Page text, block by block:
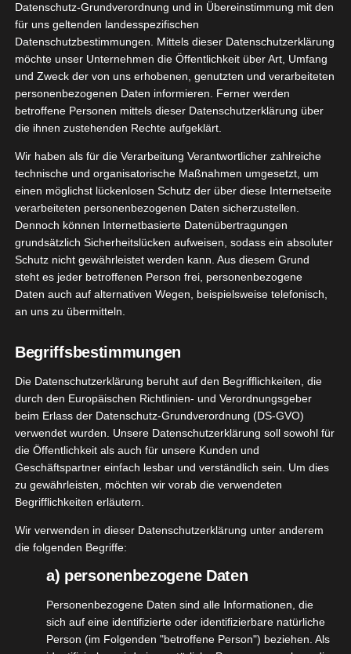
Zeige
grösseres
Bild
[WERBUNG] nupo ONE MEAL Shakes + Cookies
Die Shakes von Nupo
Habe ich als ganz tolle Aufmerksamkeit, also ohne
das ich davon wusste, zugeschickt bekommen.
man. Das wäre bei Euch aber gar nicht notwendig
gewesen, da ich Euch auch ohne Geschenke
absolut treu bin@nupo_deutschland. Dennoch
habe ich mich natürlich total gefreut und die
Überraschung ist Euch total gelungen. Vielen Dank
dafür
Datenschutz-Grundverordnung und in Übereinstimmung mit den
für uns geltenden landesspezifischen
Datenschutzbestimmungen. Mittels dieser Datenschutzerklärung
möchte unser Unternehmen die Öffentlichkeit über Art, Umfang
und Zweck der von uns erhobenen, genutzten und verarbeiteten
personenbezogenen Daten informieren. Ferner werden
betroffene Personen mittels dieser Datenschutzerklärung über
die ihnen zustehenden Rechte aufgeklärt.
Wir haben als für die Verarbeitung Verantwortlicher zahlreiche
technische und organisatorische Maßnahmen umgesetzt, um
einen möglichst lückenlosen Schutz der über diese Internetseite
verarbeiteten personenbezogenen Daten sicherzustellen.
Dennoch können Internetbasierte Datenübertragungen
grundsätzlich Sicherheitslücken aufweisen, sodass ein absoluter
Schutz nicht gewährleistet werden kann. Aus diesem Grund
steht es jeder betroffenen Person frei, personenbezogene
Daten auch auf alternativen Wegen, beispielsweise telefonisch,
an uns zu übermitteln.
Begriffsbestimmungen
Die Datenschutzerklärung beruht auf den Begrifflichkeiten, die
durch den Europäischen Richtlinien- und Verordnungsgeber
beim Erlass der Datenschutz-Grundverordnung (DS-GVO)
verwendet wurden. Unsere Datenschutzerklärung soll sowohl für
die Öffentlichkeit als auch für unsere Kunden und
Geschäftspartner einfach lesbar und verständlich sein. Um dies
zu gewährleisten, möchten wir vorab die verwendeten
Begrifflichkeiten erläutern.
Wir verwenden in dieser Datenschutzerklärung unter anderem
die folgenden Begriffe:
a) personenbezogene Daten
Personenbezogene Daten sind alle Informationen, die
sich auf eine identifizierte oder identifizierbare natürliche
Person (im Folgenden "betroffene Person") beziehen. Als